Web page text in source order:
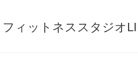
フィットネススタジオ